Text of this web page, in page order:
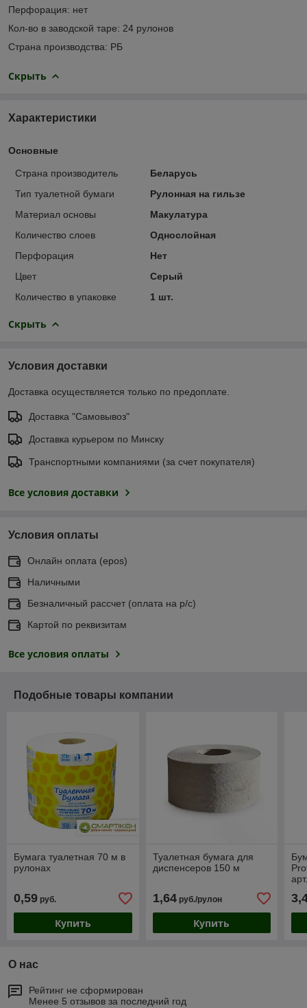
Перфорация: нет
Кол-во в заводской таре: 24 рулонов
Страна производства: РБ
Скрыть
Характеристики
Основные
Страна производитель
Беларусь
Тип туалетной бумаги
Рулонная на гильзе
Материал основы
Макулатура
Количество слоев
Однослойная
Перфорация
Нет
Цвет
Серый
Количество в упаковке
1 шт.
Скрыть
Условия доставки
Доставка осуществляется только по предоплате.
Доставка "Самовывоз"
Доставка курьером по Минску
Транспортными компаниями (за счет покупателя)
Все условия доставки
Условия оплаты
Онлайн оплата (еpos)
Наличными
Безналичный рассчет (оплата на р/с)
Картой по реквизитам
Все условия оплаты
Подобные товары компании
Бумага туалетная 70 м в
рулонах
0,59 руб.
Купить
Туалетная бумага для
диспенсеров 150 м
1,64руб./рулон
Купить
О нас
Рейтинг не сформирован
Менее 5 отзывов за последний год